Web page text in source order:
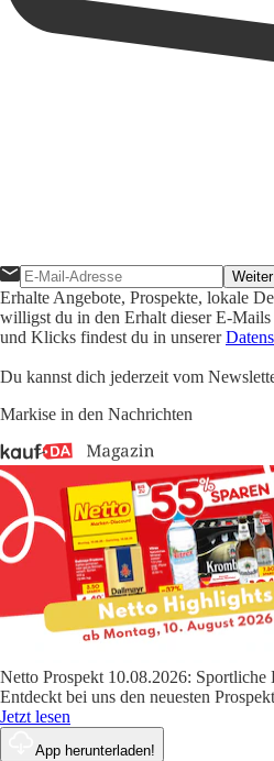
Weiter
Erhalte Angebote, Prospekte, lokale
willigst du in den Erhalt dieser E-
und Klicks findest du in unserer
Du kannst dich jederzeit vom
Markise in den Nachrichten
Netto Prospekt 10.08.2026: Sportliche
Entdeckt bei uns den neuesten
Jetzt lesen
App herunterladen!